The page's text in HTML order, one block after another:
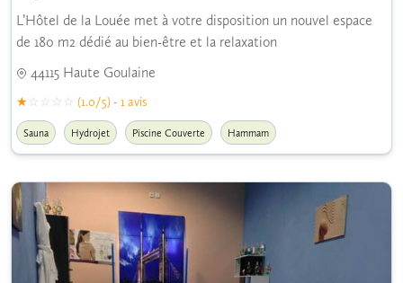
L’Hôtel de la Louée met à votre disposition un nouvel espace
de 180 m2 dédié au bien-être et la relaxation
44115 Haute Goulaine
(1.0/5) - 1 avis
Sauna Hydrojet Piscine Couverte Hammam